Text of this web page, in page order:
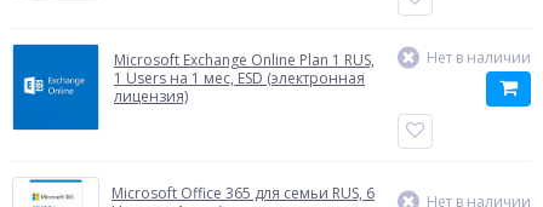
Microsoft Exchange Online Plan 1 RUS,
1 Users на 1 мес, ESD (электронная
лицензия)
Нет в наличии
Microsoft Office 365 для семьи RUS, 6
Нет в наличии